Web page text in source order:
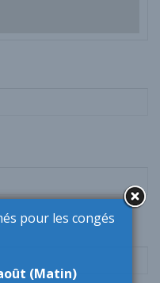
pour les congés
(Matin)